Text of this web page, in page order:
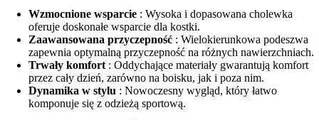
Wzmocnione wsparcie : Wysoka i dopasowana cholewka
oferuje doskonałe wsparcie dla kostki.
Zaawansowana przyczepność : Wielokierunkowa podeszwa
zapewnia optymalną przyczepność na różnych nawierzchniach.
Trwały komfort : Oddychające materiały gwarantują komfort
przez cały dzień, zarówno na boisku, jak i poza nim.
Dynamika w stylu : Nowoczesny wygląd, który łatwo
komponuje się z odzieżą sportową.